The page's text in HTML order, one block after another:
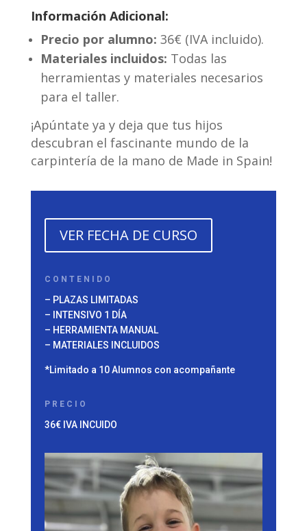
Información Adicional:
Precio por alumno: 36€ (IVA incluido).
Materiales incluidos: Todas las
herramientas y materiales necesarios
para el taller.
¡Apúntate ya y deja que tus hijos
descubran el fascinante mundo de la
carpintería de la mano de Made in Spain!
VER FECHA DE CURSO
CONTENIDO
– PLAZAS LIMITADAS
– INTENSIVO 1 DÍA
– HERRAMIENTA MANUAL
– MATERIALES INCLUIDOS
*Limitado a 10 Alumnos con acompañante
PRECIO
36€ IVA INCUIDO